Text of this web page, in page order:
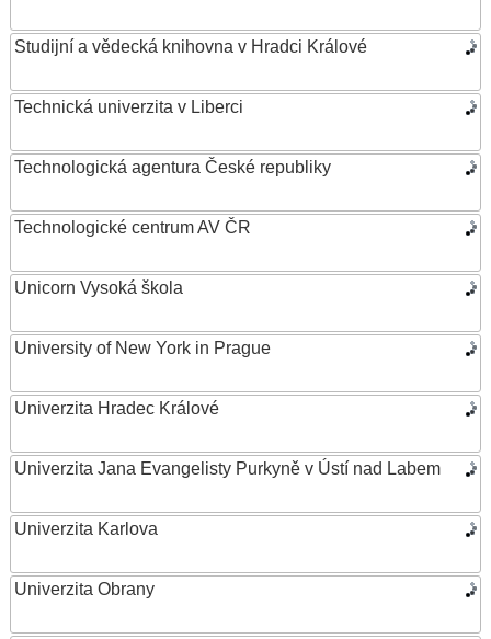
Studijní a vědecká knihovna v Hradci Králové
Technická univerzita v Liberci
Technologická agentura České republiky
Technologické centrum AV ČR
Unicorn Vysoká škola
University of New York in Prague
Univerzita Hradec Králové
Univerzita Jana Evangelisty Purkyně v Ústí nad Labem
Univerzita Karlova
Univerzita Obrany